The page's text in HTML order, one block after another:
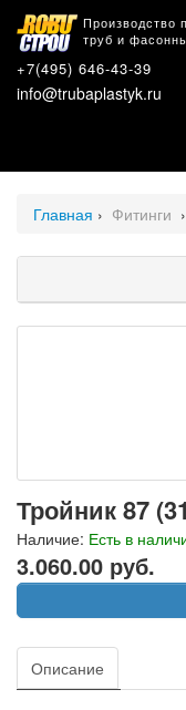
Производство
труб и
+7(495) 646-43-39
info@trubaplastyk.ru
Главная › Фитинги ›
Описание
Тройник 87
Наличие: Есть в
3.060.00 руб.